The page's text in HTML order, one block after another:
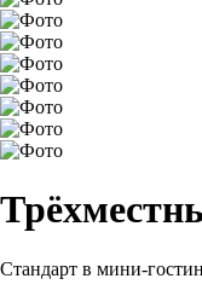
Стандарт в мини-